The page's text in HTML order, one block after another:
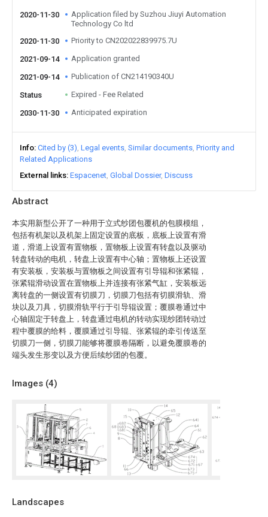
Abstract
本实用新型公开了一种用于立式纱团包覆机的包膜模组，
包括有机架以及机架上固定设置的底板，底板上设置有滑
道，滑道上设置有置物板，置物板上设置有转盘以及驱动
转盘转动的电机，转盘上设置有中心轴；置物板上还设置
有安装板，安装板与置物板之间设置有引导辊和张紧辊，
张紧辊滑动设置在置物板上并连接有张紧气缸，安装板远
离转盘的一侧设置有切膜刀，切膜刀包括有切膜滑轨、滑
块以及刀具，切膜滑轨平行于引导辊设置；覆膜卷通过中
心轴固定于转盘上，转盘通过电机的转动实现纱团转动过
程中覆膜的给料，覆膜通过引导辊、张紧辊的牵引传送至
切膜刀一侧，切膜刀能够将覆膜卷隔断，以避免覆膜卷的
端头发生形变以及方便后续纱团的包覆。
Images (4)
Landscapes
2020-11-30
Application filed by Suzhou Jiuyi Automation
Technology Co ltd
2020-11-30
Priority to CN202022839975.7U
2021-09-14 Application granted
2021-09-14 Publication of CN214190340U
Status Expired - Fee Related
2030-11-30 Anticipated expiration
Info Cited by (3) Legal events Similar documents Priority and
Related Applications
External links Espacenet Global Dossier Discuss